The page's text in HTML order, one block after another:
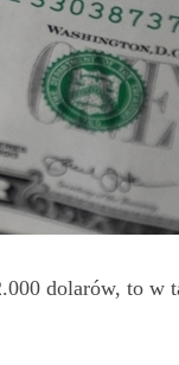
dolarów, to